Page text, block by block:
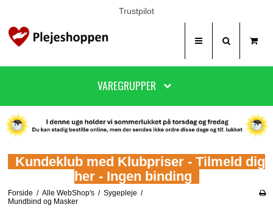
Trustpilot
VAREGRUPPER
Kundeklub med Klubpriser - Tilmeld dig
her - Ingen binding
Forside / Alle WebShop's / Sygepleje /
Mundbind og Masker